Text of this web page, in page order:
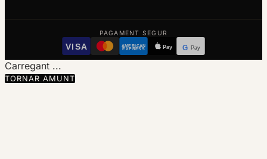
PAGAMENT SEGUR
VISA AMERICAN
EXPRESS Pay G Pay
Carregant ...
TORNAR AMUNT